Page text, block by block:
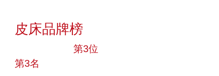
皮床品牌榜
第3位
第3名